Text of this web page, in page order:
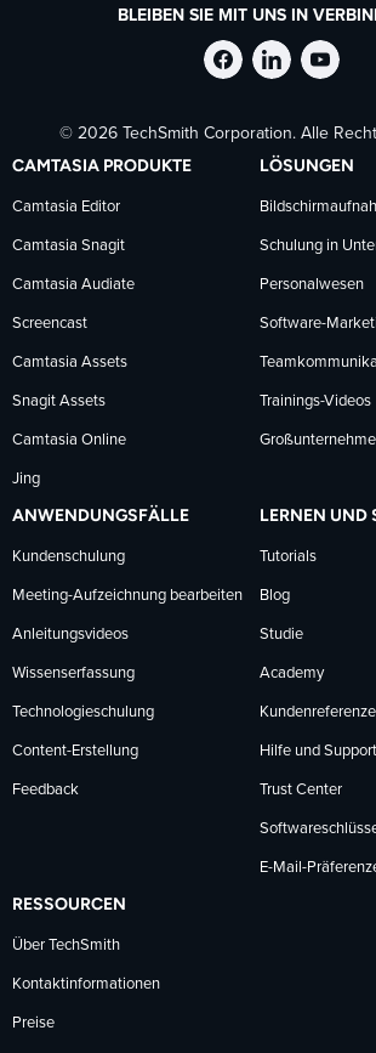
BLEIBEN SIE MIT UNS IN
auf
folgen
auf
folgen
auf
© 2026 TechSmith Corporation. Alle
CAMTASIA PRODUKTE
Camtasia Editor
Camtasia Snagit
Camtasia Audiate
Screencast
Camtasia Assets
Snagit Assets
Camtasia Online
Jing
LÖSUNGEN
Schulung in
Personalwesen
Software-
Trainings-Videos
ANWENDUNGSFÄLLE
Kundenschulung
Meeting-Aufzeichnung bearbeiten
Anleitungsvideos
Wissenserfassung
Technologieschulung
Content-Erstellung
Feedback
LERNEN UND
Tutorials
Blog
Studie
Academy
Hilfe und Support
Trust Center
E-Mail-
RESSOURCEN
Über TechSmith
Kontaktinformationen
Preise